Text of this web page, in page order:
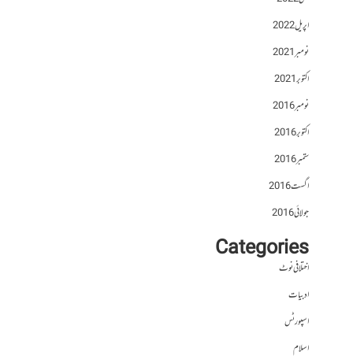
اپریل 2022
نومبر 2021
اکتوبر 2021
نومبر 2016
اکتوبر 2016
ستمبر 2016
اگست 2016
جولائی 2016
Categories
اختلافی نوٹ
ادبیات
اسپورٹس
اسلام